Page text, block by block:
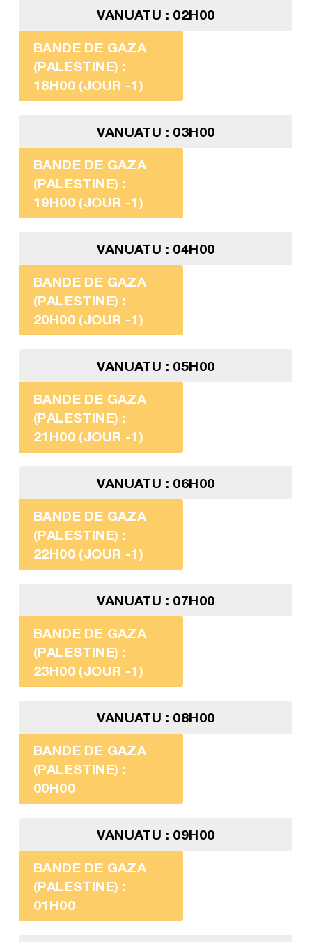
VANUATU : 02H00
BANDE DE GAZA
(PALESTINE) :
18H00 (JOUR -1)
VANUATU : 03H00
BANDE DE GAZA
(PALESTINE) :
19H00 (JOUR -1)
VANUATU : 04H00
BANDE DE GAZA
(PALESTINE) :
20H00 (JOUR -1)
VANUATU : 05H00
BANDE DE GAZA
(PALESTINE) :
21H00 (JOUR -1)
VANUATU : 06H00
BANDE DE GAZA
(PALESTINE) :
22H00 (JOUR -1)
VANUATU : 07H00
BANDE DE GAZA
(PALESTINE) :
23H00 (JOUR -1)
VANUATU : 08H00
BANDE DE GAZA
(PALESTINE) :
00H00
VANUATU : 09H00
BANDE DE GAZA
(PALESTINE) :
01H00